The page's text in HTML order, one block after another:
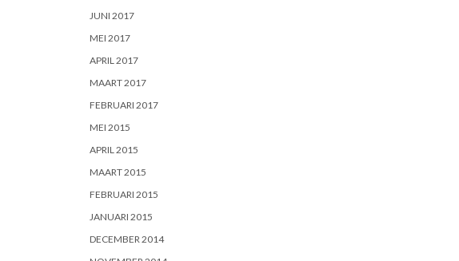
JUNI 2017
MEI 2017
APRIL 2017
MAART 2017
FEBRUARI 2017
MEI 2015
APRIL 2015
MAART 2015
FEBRUARI 2015
JANUARI 2015
DECEMBER 2014